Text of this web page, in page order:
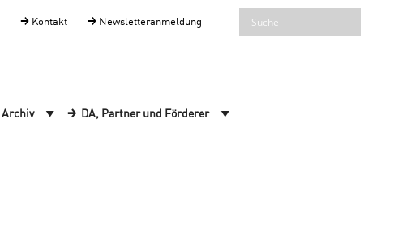
Kontakt Newsletteranmeldung
Archiv DA, Partner und Förderer